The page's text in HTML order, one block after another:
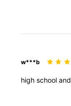
w***b
high school and